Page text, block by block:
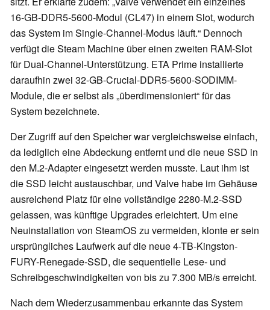
16-GB-DDR5-5600-Modul (CL47) in einem Slot, wodurch
das System im Single-Channel-Modus läuft.“ Dennoch
verfügt die Steam Machine über einen zweiten RAM-Slot
für Dual-Channel-Unterstützung. ETA Prime installierte
daraufhin zwei 32-GB-Crucial-DDR5-5600-SODIMM-
Module, die er selbst als „überdimensioniert“ für das
System bezeichnete.
Der Zugriff auf den Speicher war vergleichsweise einfach,
da lediglich eine Abdeckung entfernt und die neue SSD in
den M.2-Adapter eingesetzt werden musste. Laut ihm ist
die SSD leicht austauschbar, und Valve habe im Gehäuse
ausreichend Platz für eine vollständige 2280-M.2-SSD
gelassen, was künftige Upgrades erleichtert. Um eine
Neuinstallation von SteamOS zu vermeiden, klonte er sein
ursprüngliches Laufwerk auf die neue 4-TB-Kingston-
FURY-Renegade-SSD, die sequentielle Lese- und
Schreibgeschwindigkeiten von bis zu 7.300 MB/s erreicht.
Nach dem Wiederzusammenbau erkannte das System